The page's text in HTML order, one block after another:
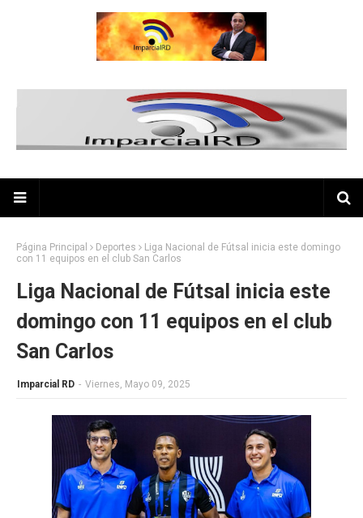
Página Principal Deportes
Liga Nacional de Fútsal inicia este domingo
con 11 equipos en el club San Carlos
Liga Nacional de Fútsal inicia este
domingo con 11 equipos en el club
San Carlos
Imparcial RD - Viernes, Mayo 09, 2025